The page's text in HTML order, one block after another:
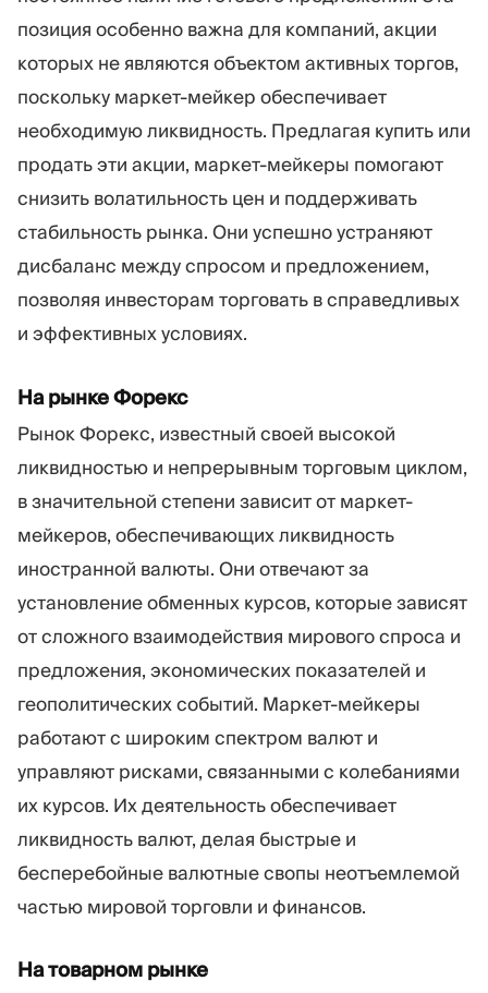
позиция особенно важна для компаний, акции
которых не являются объектом активных торгов,
поскольку маркет-мейкер обеспечивает
необходимую ликвидность. Предлагая купить или
продать эти акции, маркет-мейкеры помогают
снизить волатильность цен и поддерживать
стабильность рынка. Они успешно устраняют
дисбаланс между спросом и предложением,
позволяя инвесторам торговать в справедливых
и эффективных условиях.
На рынке Форекс
Рынок Форекс, известный своей высокой
ликвидностью и непрерывным торговым циклом,
в значительной степени зависит от маркет-
мейкеров, обеспечивающих ликвидность
иностранной валюты. Они отвечают за
установление обменных курсов, которые зависят
от сложного взаимодействия мирового спроса и
предложения, экономических показателей и
геополитических событий. Маркет-мейкеры
работают с широким спектром валют и
управляют рисками, связанными с колебаниями
их курсов. Их деятельность обеспечивает
ликвидность валют, делая быстрые и
бесперебойные валютные свопы неотъемлемой
частью мировой торговли и финансов.
На товарном рынке